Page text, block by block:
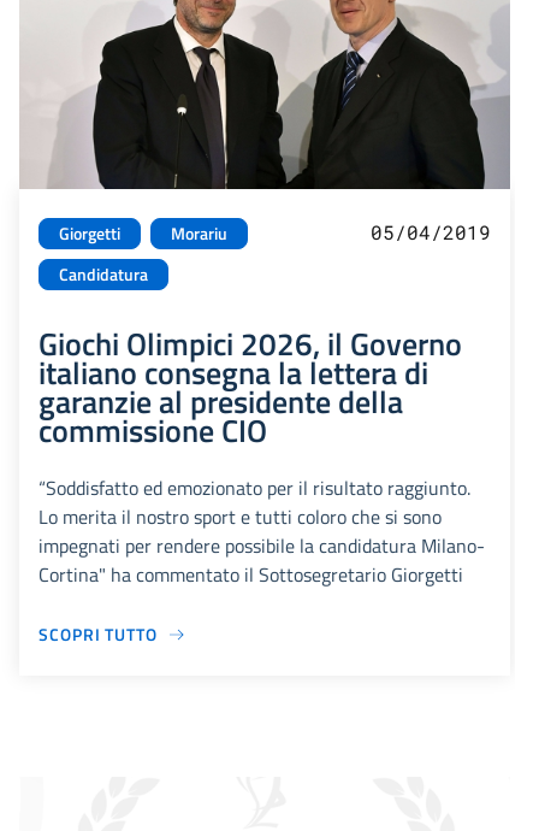
Giorgetti
Morariu
Candidatura
05/04/2019
Giochi Olimpici 2026, il Governo
italiano consegna la lettera di
garanzie al presidente della
commissione CIO
“Soddisfatto ed emozionato per il risultato raggiunto.
Lo merita il nostro sport e tutti coloro che si sono
impegnati per rendere possibile la candidatura Milano-
Cortina" ha commentato il Sottosegretario Giorgetti
SCOPRI TUTTO